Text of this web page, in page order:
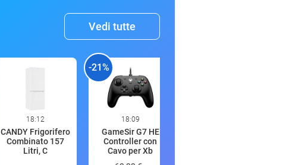
Vedi tutte
18:12
CANDY Frigorifero
Combinato 157
Litri, C
-21%
18:09
GameSir G7 HE
Controller con
Cavo per Xb